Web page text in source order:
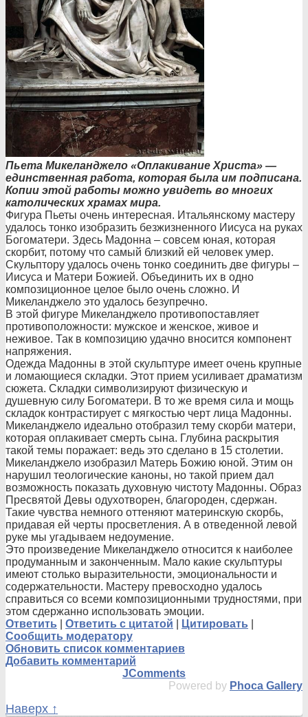
Пьета Микеланджело «Оплакивание Христа» —
единственная работа, которая была им подписана.
Копии этой работы можно увидеть во многих
католических храмах мира.
Фигура Пьеты очень интересная. Итальянскому мастеру
удалось тонко изобразить безжизненного Иисуса на руках
Богоматери. Здесь Мадонна – совсем юная, которая
скорбит, потому что самый близкий ей человек умер.
Скульптору удалось очень тонко соединить две фигуры –
Иисуса и Матери Божией. Объединить их в одно
композиционное целое было очень сложно. И
Микеланджело это удалось безупречно.
В этой фигуре Микеланджело противопоставляет
противоположности: мужское и женское, живое и
неживое. Так в композицию удачно вносится компонент
напряжения.
Одежда Мадонны в этой скульптуре имеет очень крупные
и ломающиеся складки. Этот прием усиливает драматизм
сюжета. Складки символизируют физическую и
душевную силу Богоматери. В то же время сила и мощь
складок контрастирует с мягкостью черт лица Мадонны.
Микеланджело идеально отобразил тему скорби матери,
которая оплакивает смерть сына. Глубина раскрытия
такой темы поражает: ведь это сделано в 15 столетии.
Микеланджело изобразил Матерь Божию юной. Этим он
нарушил теологические каноны, но такой прием дал
возможность показать духовную чистоту Мадонны. Образ
Пресвятой Девы одухотворен, благороден, сдержан.
Такие чувства немного оттеняют материнскую скорбь,
придавая ей черты просветления. А в отведенной левой
руке мы угадываем недоумение.
Это произведение Микеланджело относится к наиболее
продуманным и законченным. Мало какие скульптуры
имеют столько выразительности, эмоциональности и
содержательности. Мастеру превосходно удалось
справиться со всеми композиционными трудностями, при
этом сдержанно использовать эмоции.
Ответить
Ответить с цитатой Цитировать
Сообщить модератору
Обновить список комментариев
Добавить комментарий
JComments
Powered by Phoca Gallery
Наверх ↑